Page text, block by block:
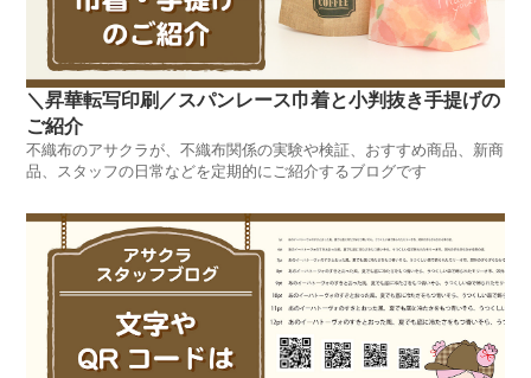
＼昇華転写印刷／スパンレース巾着と小判抜き手提げの
ご紹介
不織布のアサクラが、不織布関係の実験や検証、おすすめ商品、新商
品、スタッフの日常などを定期的にご紹介するブログです